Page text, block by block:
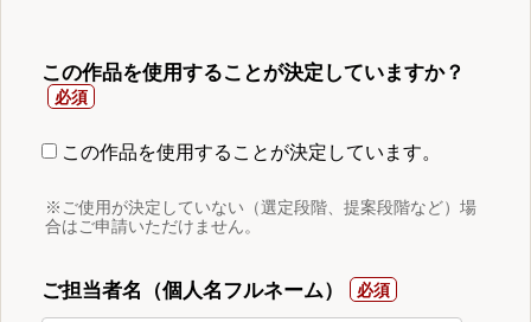
この作品を使用することが決定していますか？
この作品を使用することが決定しています。
※ご使用が決定していない（選定段階、提案段階など）場
合はご申請いただけません。
ご担当者名（個人名フルネーム）